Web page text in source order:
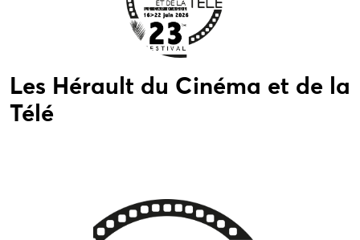
Les Hérault du Cinéma et de la
Télé